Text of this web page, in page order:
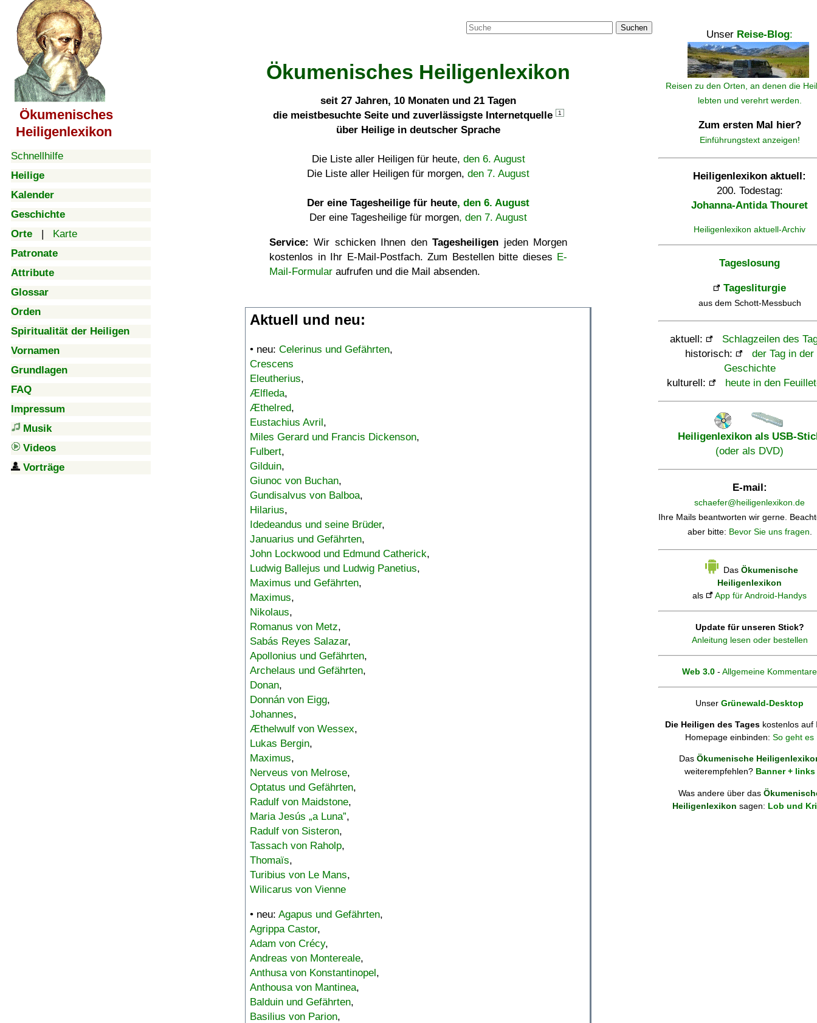
Ökumenisches
Heiligenlexikon
Schnellhilfe
Heilige
Kalender
Geschichte
Orte | Karte
Patronate
Attribute
Glossar
Orden
Spiritualität der Heiligen
Vornamen
Grundlagen
FAQ
Impressum
Musik
Videos
Vorträge
Suchen
Ökumenisches Heiligenlexikon
seit 27 Jahren, 10 Monaten und 21 Tagen
die meistbesuchte Seite und zuverlässigste Internetquelle
1
über Heilige in deutscher Sprache
Die Liste aller Heiligen für heute, den 6. August
Die Liste aller Heiligen für morgen, den 7. August
Der eine Tagesheilige für heute, den 6. August
Der eine Tagesheilige für morgen, den 7. August
Service: Wir schicken Ihnen denTagesheiligen jeden Morgen
kostenlos in Ihr E-Mail-Postfach. Zum Bestellen bitte dieses E-
Mail-Formular aufrufen und die Mail absenden.
Aktuell und neu:
• neu: Celerinus und Gefährten,
Crescens
Eleutherius,
Ælfleda,
Æthelred,
Eustachius Avril,
Miles Gerard und Francis Dickenson,
Fulbert,
Gilduin,
Giunoc von Buchan,
Gundisalvus von Balboa,
Hilarius,
Idedeandus und seine Brüder,
Januarius und Gefährten,
John Lockwood und Edmund Catherick,
Ludwig Ballejus und Ludwig Panetius,
Maximus und Gefährten,
Maximus,
Nikolaus,
Romanus von Metz,
Sabás Reyes Salazar,
Apollonius und Gefährten,
Archelaus und Gefährten,
Donan,
Donnán von Eigg,
Johannes,
Æthelwulf von Wessex,
Lukas Bergin,
Maximus,
Nerveus von Melrose,
Optatus und Gefährten,
Radulf von Maidstone,
Maria Jesús „a Luna”,
Radulf von Sisteron,
Tassach von Raholp,
Thomaïs,
Turibius von Le Mans,
Wilicarus von Vienne
• neu: Agapus und Gefährten,
Agrippa Castor,
Adam von Crécy,
Andreas von Montereale,
Anthusa von Konstantinopel,
Anthousa von Mantinea,
Balduin und Gefährten,
Basilius von Parion,
Unser Reise-Blog:
Reisen zu den Orten, an denen die
lebten und verehrt werden.
Zum ersten Mal hier?
Einführungstext anzeigen!
Heiligenlexikon aktuell:
200. Todestag:
Johanna-Antida Thouret
Heiligenlexikon aktuell-Archiv
Tageslosung
Tagesliturgie
aus dem Schott-Messbuch
aktuell:
Schlagzeilen des
historisch:
der Tag in der
Geschichte
kulturell:
heute in den
Heiligenlexikon als USB-
(oder als DVD)
E-mail:
schaefer@heiligenlexikon.de
Ihre Mails beantworten wir gerne.
aber bitte: Bevor Sie uns fragen.
Das Ökumenische
Heiligenlexikon
als
App für Android-Handys
Update für unseren Stick?
Anleitung lesen oder bestellen
Web 3.0 - Allgemeine Kommentare
Unser Grünewald-Desktop
Die Heiligen des Tages kostenlos auf
Homepage einbinden: So geht es
Das Ökumenische
weiterempfehlen? Banner + links
Was andere über das
Heiligenlexikon sagen: Lob und